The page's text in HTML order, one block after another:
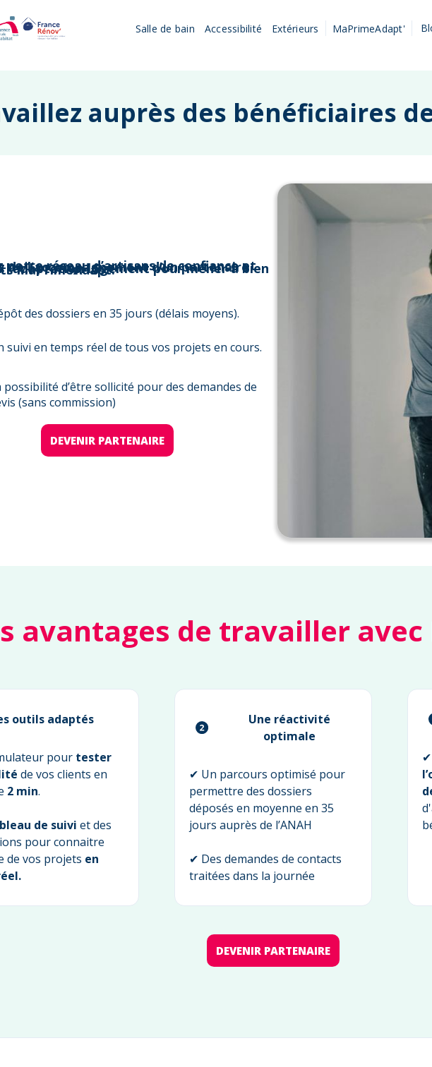
Salle de bain Accessibilité Extérieurs MaPrimeAdapt'
auprès des bénéficiaires
d’un partenaire expert de l’adaptation logement pour mener à bien vos projets MaPrimeAdapt.
des dossiers en 35 jours (délais moyens).
suivi en temps réel de tous vos projets en cours.
possibilité d’être sollicité pour des demandes de
(sans commission)
DEVENIR PARTENAIRE
avantages de travailler
outils adaptés
pour tester
de vos clients en
2 min.
de suivi et des
pour connaitre
de vos projets en
Une réactivité
optimale
✔ Un parcours optimisé pour
permettre des dossiers
déposés en moyenne en 35
jours auprès de l’ANAH
✔ Des demandes de contacts
traitées dans la journée
DEVENIR PARTENAIRE